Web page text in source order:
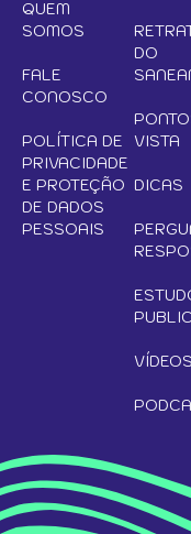
QUEM
SOMOS
FALE
CONOSCO
POLÍTICA DE
PRIVACIDADE
E PROTEÇÃO
DE DADOS
PESSOAIS
DO
VISTA
DICAS
VÍDEOS